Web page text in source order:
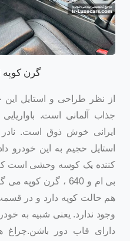
تجربه رانندگی با بی ام و 640i گرن کوپه
از نظر طراحی و استایل
جذاب آلمانی است.
ایرانی خوش ذوق است. نادر
استایل حجیم به این خودرو
کننده یک کوسه وحشی است که
بی ام و 640 ، گرن
هم حالت کوپه دارد و در
وجود ندارد. یعنی شبیه به
دارای قاب دور